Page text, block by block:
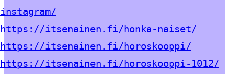
instagram/
https://itsenainen.fi/honka-naiset/
https://itsenainen.fi/horoskooppi/
https://itsenainen.fi/horoskooppi-1012/